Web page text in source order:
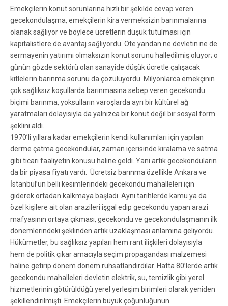
Emekçilerin konut sorunlarına hızlı bir şekilde cevap veren
gecekondulaşma, emekçilerin kira vermeksizin barınmalarına
olanak sağlıyor ve böylece ücretlerin düşük tutulması için
kapitalistlere de avantaj sağlıyordu. Öte yandan ne devletin ne de
sermayenin yatırımı olmaksızın konut sorunu halledilmiş oluyor; o
günün gözde sektörü olan sanayide düşük ücretle çalışacak
kitlelerin barınma sorunu da çözülüyordu. Milyonlarca emekçinin
çok sağlıksız koşullarda barınmasına sebep veren gecekondu
biçimi barınma, yoksulların varoşlarda ayrı bir kültürel ağ
yaratmaları dolayısıyla da yalnızca bir konut değil bir sosyal form
şeklini aldı.
1970’li yıllara kadar emekçilerin kendi kullanımları için yapılan
derme çatma gecekondular, zaman içerisinde kiralama ve satma
gibi ticari faaliyetin konusu haline geldi. Yani artık gecekonduların
da bir piyasa fiyatı vardı. Ücretsiz barınma özellikle Ankara ve
İstanbul’un belli kesimlerindeki gecekondu mahalleleri için
giderek ortadan kalkmaya başladı. Aynı tarihlerde kamu ya da
özel kişilere ait olan arazileri işgal edip gecekondu yapan arazi
mafyasının ortaya çıkması, gecekondu ve gecekondulaşmanın ilk
dönemlerindeki şeklinden artık uzaklaşması anlamına geliyordu.
Hükümetler, bu sağlıksız yapıları hem rant ilişkileri dolayısıyla
hem de politik çıkar amacıyla seçim propagandası malzemesi
haline getirip dönem dönem ruhsatlandırdılar. Hatta 80’lerde artık
gecekondu mahalleleri devletin elektrik, su, temizlik gibi yerel
hizmetlerinin götürüldüğü yerel yerleşim birimleri olarak yeniden
şekillendirilmişti. Emekçilerin büyük çoğunluğunun